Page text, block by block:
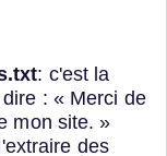
: c'est la
: « Merci de
mon site. »
des